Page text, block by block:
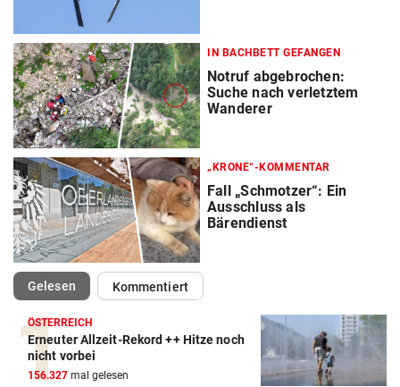
IN BACHBETT GEFANGEN
Notruf abgebrochen:
Suche nach verletztem
Wanderer
„KRONE“-KOMMENTAR
Fall „Schmotzer“: Ein
Ausschluss als
Bärendienst
Gelesen(ausgewählt)Kommentiert
ÖSTERREICH
Erneuter Allzeit-Rekord ++ Hitze noch
nicht vorbei
156.327 mal gelesen